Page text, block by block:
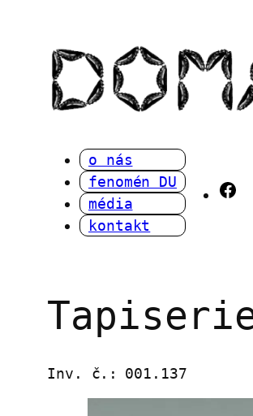
o nás
fenomén DU
média
kontakt
Inv. č.: 001.137